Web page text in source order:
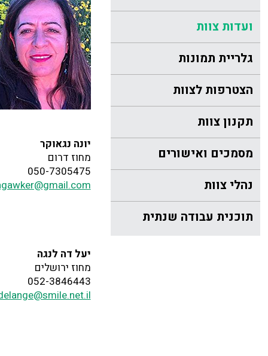
ועדות צוות
גלריית תמונות
הצטרפות לצוות
תקנון צוות
מסמכים ואישורים
נהלי צוות
תוכנית עבודה שנתית
יונה נגאוקר
מחוז דרום
050-7305475
יעל דה לנגה
מחוז ירושלים
052-3846443